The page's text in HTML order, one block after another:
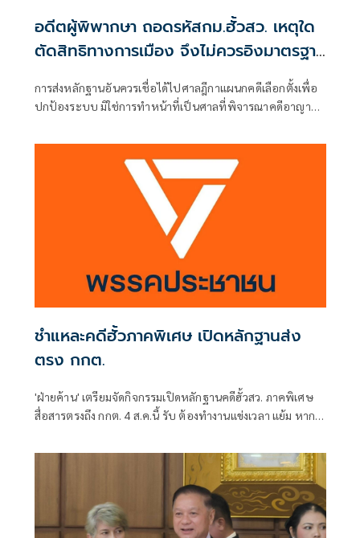
อดีตผู้พิพากษา ถอดรหัสกม.ฮั้วสว. เหตุใด
ตัดสิทธิทางการเมือง จึงไม่ควรอิงมาตรฐาน
เดียวกับคดีอาญา
การส่งหลักฐานอันควรเชื่อได้ไปศาลฎีกาแผนกคดีเลือกตั้งเพื่อ
ปกป้องระบบ มิใช่การทำหน้าที่เป็นศาลที่พิจารณาคดีอาญา
ชำแหละคดีฮั้วภาคพิเศษ เปิดหลักฐานส่ง
ตรง กกต.
'ฝ่ายค้าน' เตรียมจัดกิจกรรมเปิดหลักฐานคดีฮั้วสว. ภาคพิเศษ
สื่อสารตรงถึง กกต. 4 ส.ค.นี้ รับ ต้องทำงานแข่งเวลา แย้ม หาก
การปฏิบัติหน้าที่หรือไม่